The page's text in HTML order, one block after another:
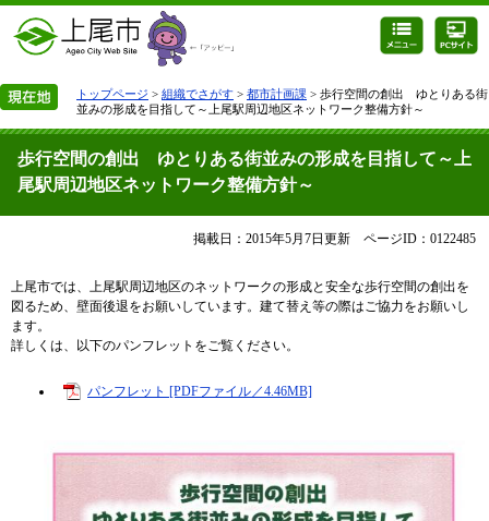
トップページ > 組織でさがす > 都市計画課 > 歩行空間の創出 ゆとりある街
並みの形成を目指して～上尾駅周辺地区ネットワーク整備方針～
歩行空間の創出 ゆとりある街並みの形成を目指して～上
尾駅周辺地区ネットワーク整備方針～
掲載日：2015年5月7日更新 ページID：0122485
上尾市では、上尾駅周辺地区のネットワークの形成と安全な歩行空間の創出を
図るため、壁面後退をお願いしています。建て替え等の際はご協力をお願いし
ます。
詳しくは、以下のパンフレットをご覧ください。
パンフレット [PDFファイル／4.46MB]